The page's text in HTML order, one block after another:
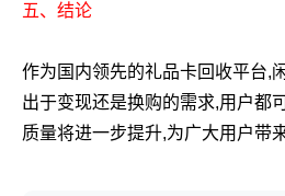
五、结论
作为国内领先的礼品卡回收平台,
出于变现还是换购的需求,用户都
质量将进一步提升,为广大用户带